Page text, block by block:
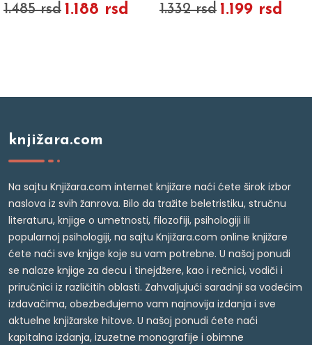
1.485 rsd 1.188 rsd 1.332 rsd 1.199 rsd
knjižara.com
Na sajtu Knjižara.com internet knjižare naći ćete širok izbor
naslova iz svih žanrova. Bilo da tražite beletristiku, stručnu
literaturu, knjige o umetnosti, filozofiji, psihologiji ili
popularnoj psihologiji, na sajtu Knjižara.com online knjižare
ćete naći sve knjige koje su vam potrebne. U našoj ponudi
se nalaze knjige za decu i tinejdžere, kao i rečnici, vodiči i
priručnici iz različitih oblasti. Zahvaljujući saradnji sa vodećim
izdavačima, obezbeđujemo vam najnovija izdanja i sve
aktuelne knjižarske hitove. U našoj ponudi ćete naći
kapitalna izdanja, izuzetne monografije i obimne